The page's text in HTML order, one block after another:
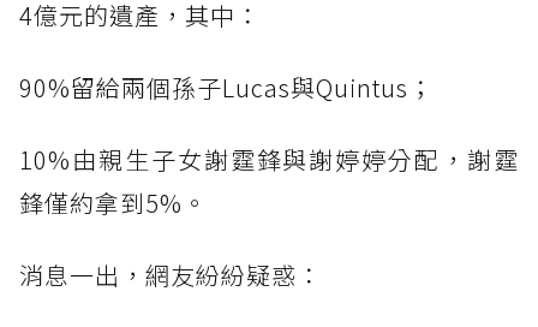
4億元的遺產，其中：
90%留給兩個孫子Lucas與Quintus；
10%由親生子女謝霆鋒與謝婷婷分配，謝霆
鋒僅約拿到5%。
消息一出，網友紛紛疑惑：